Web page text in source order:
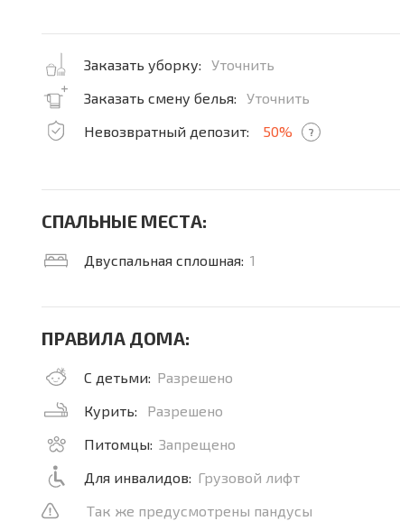
Заказать уборку:
Уточнить
Заказать смену белья:
Уточнить
Невозвратный депозит:
50% ?
СПАЛЬНЫЕ МЕСТА:
Двуспальная сплошная: 1
ПРАВИЛА ДОМА:
С детьми: Разрешено
Курить:
Разрешено
Питомцы: Запрещено
Для инвалидов: Грузовой лифт
Так же предусмотрены пандусы